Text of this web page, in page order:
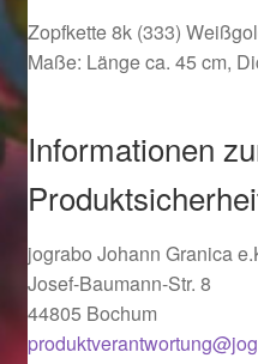
Ostergeschenke finden für
Ostergeschenke finden für
Ostergeschenke finden für
Partner
Shop
Zopfkette 8k (333)
Maße: Länge ca. 45 cm,
Informationen
jograbo Johann Granica
Josef-Baumann-Str. 8
44805 Bochum